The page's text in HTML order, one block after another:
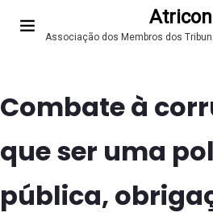
Atricon
Associação dos Membros dos
Combate à
que ser uma
pública,